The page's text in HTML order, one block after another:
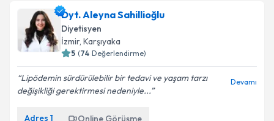
Dyt. Aleyna Sahillioğlu
Diyetisyen
İzmir, Karşıyaka
5 (74 Değerlendirme)
Lipödemin sürdürülebilir bir tedavi ve yaşam tarzı
değişikliği gerektirmesi nedeniyle...
Devamı
Adres 1 Online Görüşme